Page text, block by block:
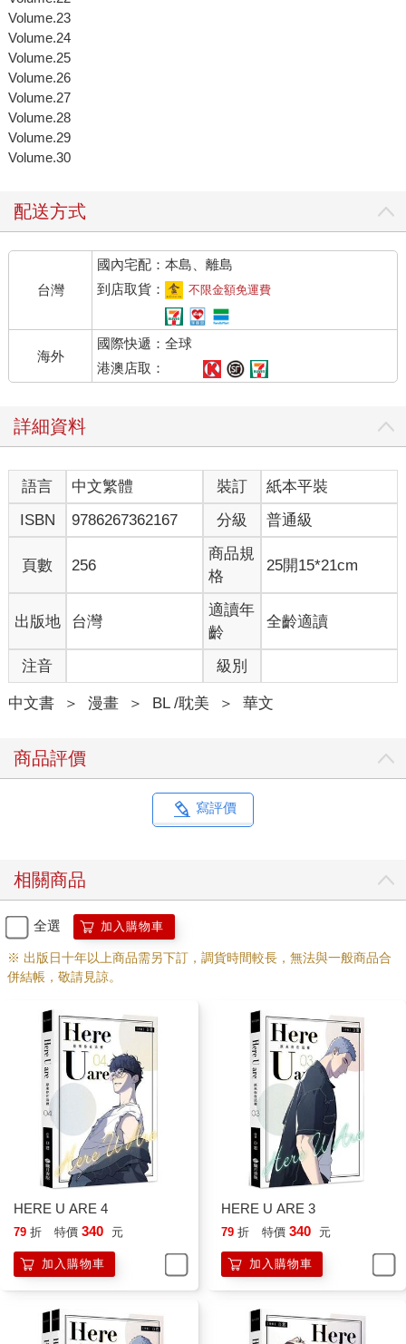
Volume.23
Volume.24
Volume.25
Volume.26
Volume.27
Volume.28
Volume.29
Volume.30
配送方式
台灣
國內宅配：本島、離島
到店取貨：
不限金額免運費
海外
國際快遞：全球
港澳店取：
詳細資料
語言 中文繁體 裝訂
紙本平裝
ISBN
9786267362167 分級 普通級
頁數 256
商品規
格
25開15*21cm
出版地 台灣
適讀年
齡
全齡適讀
注音 級別
中文書 ＞ 漫畫 ＞ BL /耽美 ＞ 華文
商品評價
寫評價
相關商品
全選 加入購物車
※ 出版日十年以上商品需另下訂，調貨時間較長，無法與一般商品合
併結帳，敬請見諒。
HERE U ARE 4
79 折 特價 340 元
加入購物車
HERE U ARE 3
79 折 特價 340 元
加入購物車